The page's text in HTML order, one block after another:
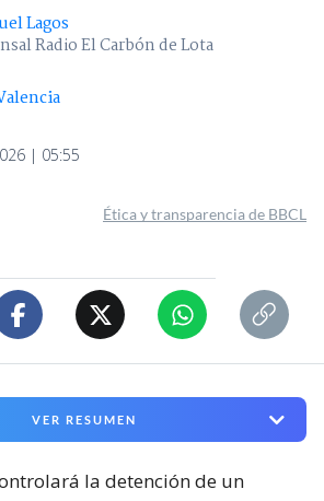
Lagos
Radio El Carbón de Lota
| 05:55
Ética y transparencia de BBCL
VER RESUMEN
la detención de un